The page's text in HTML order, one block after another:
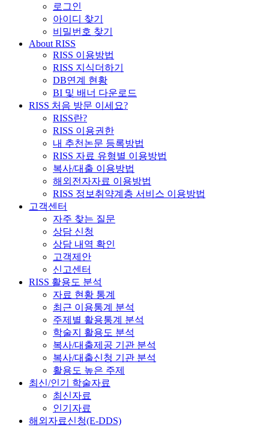
로그인
아이디 찾기
비밀번호 찾기
About RISS
RISS 이용방법
RISS 지식더하기
DB연계 현황
BI 및 배너 다운로드
RISS 처음 방문 이세요?
RISS란?
RISS 이용권한
내 추천논문 등록방법
RISS 자료 유형별 이용방법
복사/대출 이용방법
해외전자자료 이용방법
RISS 정보취약계층 서비스 이용방법
고객센터
자주 찾는 질문
상담 신청
상담 내역 확인
고객제안
신고센터
RISS 활용도 분석
자료 현황 통계
최근 이용통계 분석
주제별 활용통계 분석
학술지 활용도 분석
복사/대출제공 기관 분석
복사/대출신청 기관 분석
활용도 높은 주제
최신/인기 학술자료
최신자료
인기자료
해외자료신청(E-DDS)